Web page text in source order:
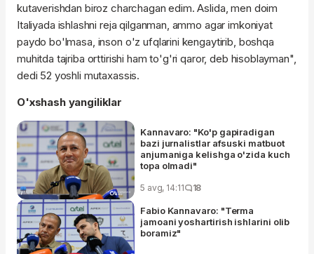
kutaverishdan biroz charchagan edim. Aslida, men doim
Italiyada ishlashni reja qilganman, ammo agar imkoniyat
paydo bo'lmasa, inson o'z ufqlarini kengaytirib, boshqa
muhitda tajriba orttirishi ham to'g'ri qaror, deb hisoblayman",
dedi 52 yoshli mutaxassis.
O'xshash yangiliklar
Kannavaro: "Ko'p gapiradigan
bazi jurnalistlar afsuski matbuot
anjumaniga kelishga o'zida kuch
topa olmadi"
5 avg, 14:11 18
Fabio Kannavaro: "Terma
jamoani yoshartirish ishlarini olib
boramiz"